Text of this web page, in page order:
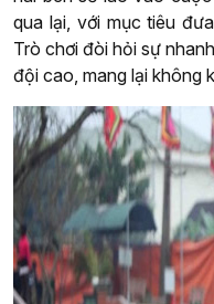
qua lại, với mục tiêu
Trò chơi đòi hỏi sự
đội cao, mang lại không